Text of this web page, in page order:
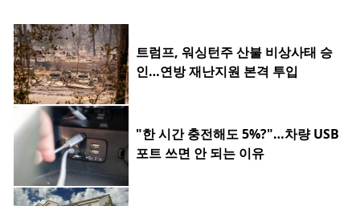
트럼프, 워싱턴주 산불 비상사태 승
인…연방 재난지원 본격 투입
"한 시간 충전해도 5%?"…차량 USB
포트 쓰면 안 되는 이유